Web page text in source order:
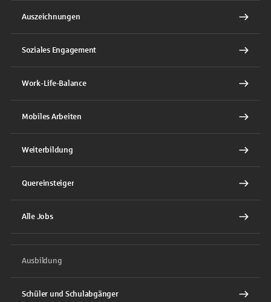
Auszeichnungen
Soziales Engagement
Work-Life-Balance
Mobiles Arbeiten
Weiterbildung
Quereinsteiger
Alle Jobs
Ausbildung
Schüler und Schulabgänger